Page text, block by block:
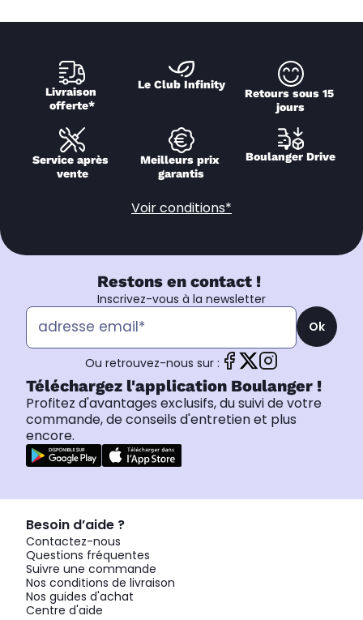
Livraison
offerte*
Le Club Infinity
Retours sous 15
jours
Service après
vente
Meilleurs prix
garantis
Boulanger Drive
Voir conditions*
Restons en contact !
Inscrivez-vous à la newsletter
Ok
Ou retrouvez-nous sur :
Téléchargez l'application Boulanger !
Profitez d'avantages exclusifs, du suivi de votre
commande, de conseils d'entretien et plus
encore.
Besoin d’aide ?
Contactez-nous
Questions fréquentes
Suivre une commande
Nos conditions de livraison
Nos guides d'achat
Centre d'aide